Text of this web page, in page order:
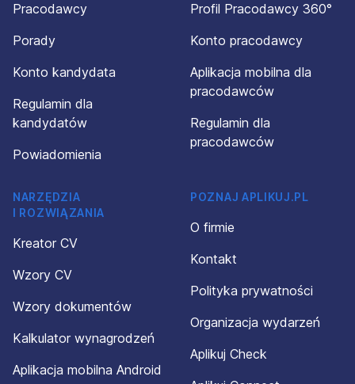
Pracodawcy
Porady
Konto kandydata
Regulamin dla
kandydatów
Powiadomienia
Profil Pracodawcy 360°
Konto pracodawcy
Aplikacja mobilna dla
pracodawców
Regulamin dla
pracodawców
NARZĘDZIA
I ROZWIĄZANIA
Kreator CV
Wzory CV
Wzory dokumentów
Kalkulator wynagrodzeń
Aplikacja mobilna Android
POZNAJ APLIKUJ.PL
O firmie
Kontakt
Polityka prywatności
Organizacja wydarzeń
Aplikuj Check